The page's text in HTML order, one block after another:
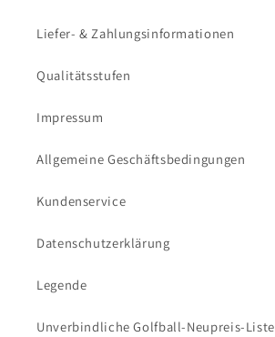
Liefer- & Zahlungsinformationen
Qualitätsstufen
Impressum
Allgemeine Geschäftsbedingungen
Kundenservice
Datenschutzerklärung
Legende
Unverbindliche Golfball-Neupreis-Liste